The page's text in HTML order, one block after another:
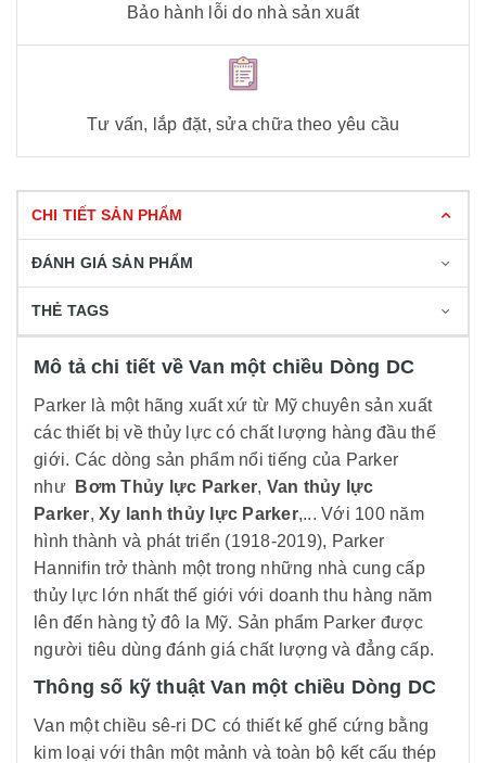
Bảo hành lỗi do nhà sản xuất
Tư vấn, lắp đặt, sửa chữa theo yêu cầu
CHI TIẾT SẢN PHẨM
ĐÁNH GIÁ SẢN PHẨM
THẺ TAGS
Mô tả chi tiết về Van một chiều Dòng DC
Parker là một hãng xuất xứ từ Mỹ chuyên sản xuất
các thiết bị về thủy lực có chất lượng hàng đầu thế
giới. Các dòng sản phẩm nổi tiếng của Parker
như
Bơm Thủy lực Parker, Van thủy lực
Parker, Xy lanh thủy lực Parker,... Với 100 năm
hình thành và phát triển (1918-2019), Parker
Hannifin trở thành một trong những nhà cung cấp
thủy lực lớn nhất thế giới với doanh thu hàng năm
lên đến hàng tỷ đô la Mỹ. Sản phẩm Parker được
người tiêu dùng đánh giá chất lượng và đẳng cấp.
Thông số kỹ thuật Van một chiều Dòng DC
Van một chiều sê-ri DC có thiết kế ghế cứng bằng
kim loại với thân một mảnh và toàn bộ kết cấu thép